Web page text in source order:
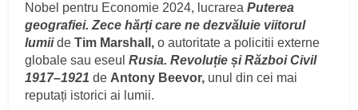
Nobel pentru Economie 2024, lucrareaPuterea
geografiei. Zece hărți care ne dezvăluie viitorul
lumiideTim Marshall,o autoritate a policitii externe
globale sau eseulRusia. Revoluție și Război Civil
1917–1921 de Antony Beevor, unul din cei mai
reputați istorici ai lumii.